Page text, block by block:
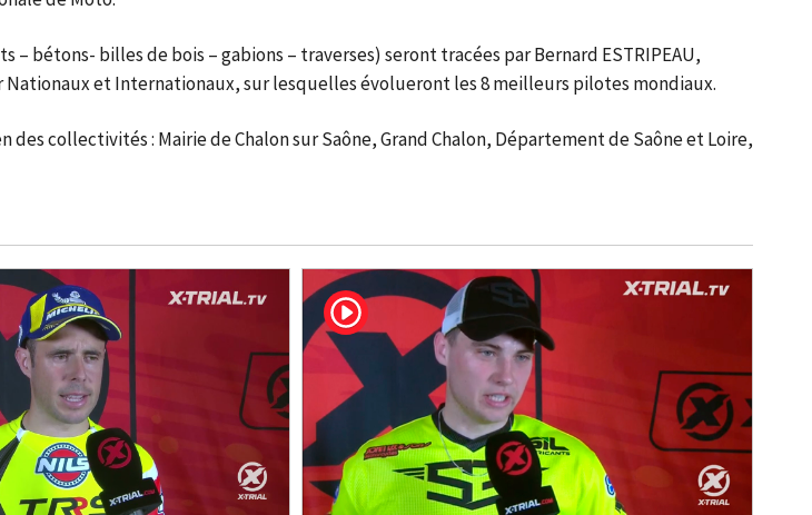
bétons- billes de bois – gabions – traverses) seront tracées par Bernard ESTRIPEAU,
Nationaux et Internationaux, sur lesquelles évolueront les 8 meilleurs pilotes mondiaux.
collectivités : Mairie de Chalon sur Saône, Grand Chalon, Département de Saône et Loire,